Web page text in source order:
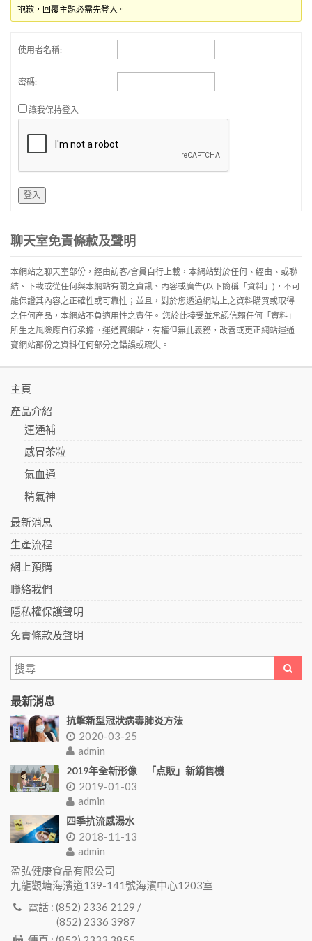
抱歉，回覆主題必需先登入。
使用者名稱:
密碼:
讓我保持登入
登入
聊天室免責條款及聲明
本網站之聊天室部份，經由訪客/會員自行上載，本網站對於任何、經由、或聯
結、下載或從任何與本網站有關之資訊、內容或廣告(以下簡稱「資料」)，不可
能保證其內容之正確性或可靠性；並且，對於您透過網站上之資料購買或取得
之任何産品，本網站不負適用性之責任。 您於此接受並承認信賴任何「資料」
所生之風險應自行承擔。運通寶網站，有權但無此義務，改善或更正網站運通
寶網站部份之資料任何部分之錯誤或疏失。
主頁
產品介紹
運通補
感冒茶粒
氣血通
精氣神
最新消息
生產流程
網上預購
聯絡我們
隱私權保護聲明
免責條款及聲明
最新消息
抗擊新型冠狀病毒肺炎方法
2020-03-25
admin
2019年全新形像 ─「点販」新銷售機
2019-01-03
admin
四季抗流感湯水
2018-11-13
admin
盈弘健康食品有限公司
九龍觀塘海濱道139-141號海濱中心1203室
電話 : (852) 2336 2129 /
(852) 2336 3987